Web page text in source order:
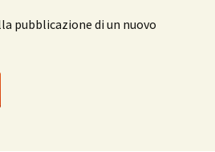
pubblicazione di un nuovo